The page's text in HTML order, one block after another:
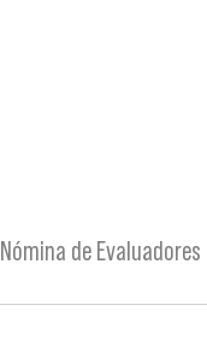
Nómina de Evaluadores